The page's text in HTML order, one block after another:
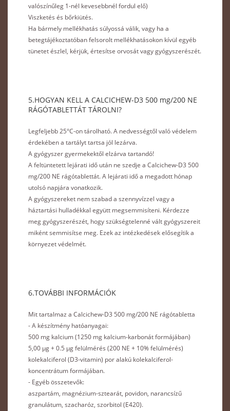
valószínűleg 1-nél kevesebbnél fordul elő)
Viszketés és bőrkiütés.
Ha bármely mellékhatás súlyossá válik, vagy ha a
betegtájékoztatóban felsorolt mellékhatásokon kívül egyéb
tünetet észlel, kérjük, értesítse orvosát vagy gyógyszerészét.
5.HOGYAN KELL A CALCICHEW-D3 500 mg/200 NE
RÁGÓTABLETTÁT TÁROLNI?
Legfeljebb 25°C-on tárolható. A nedvességtől való védelem
érdekében a tartályt tartsa jól lezárva.
A gyógyszer gyermekektől elzárva tartandó!
A feltüntetett lejárati idő után ne szedje a Calcichew-D3 500
mg/200 NE rágótablettát. A lejárati idő a megadott hónap
utolsó napjára vonatkozik.
A gyógyszereket nem szabad a szennyvízzel vagy a
háztartási hulladékkal együtt megsemmisíteni. Kérdezze
meg gyógyszerészét, hogy szükségtelenné vált gyógyszereit
miként semmisítse meg. Ezek az intézkedések elősegítik a
környezet védelmét.
6.TOVÁBBI INFORMÁCIÓK
Mit tartalmaz a Calcichew-D3 500 mg/200 NE rágótabletta
- A készítmény hatóanyagai:
500 mg kalcium (1250 mg kalcium-karbonát formájában)
5,00 μg + 0.5 μg felülmérés (200 NE + 10% felülmérés)
kolekalciferol (D3-vitamin) por alakú kolekalciferol-
koncentrátum formájában.
- Egyéb összetevők:
aszpartám, magnézium-sztearát, povidon, narancsízű
granulátum, szacharóz, szorbitol (E420).